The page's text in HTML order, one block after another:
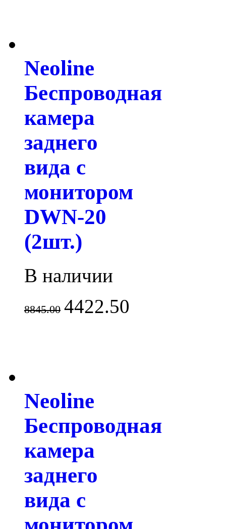
Neoline
Беспроводная
камера
заднего
вида с
монитором
DWN-20
(2шт.)
В наличии
8845.00 4422.50
Neoline
Беспроводная
камера
заднего
вида с